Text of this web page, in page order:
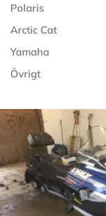
Polaris
Arctic Cat
Yamaha
Övrigt